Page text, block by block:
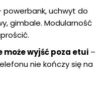
uchwyt do
gimbale. Modularność
wyjść poza etui –
nie kończy się na